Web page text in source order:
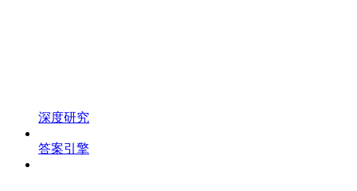
深度研究
答案引擎